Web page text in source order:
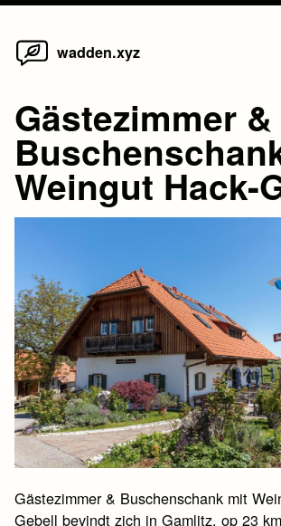
Skip
wadden.xyz
Gästezimmer &
Weingut Hack-
Gästezimmer & Buschenschank mit
Gebell bevindt zich in Gamlitz, op 23